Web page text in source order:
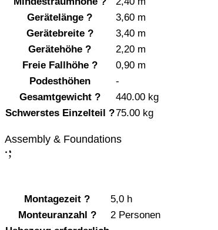
Gerätelänge ?
3,60 m
Gerätebreite ?
3,40 m
Gerätehöhe ?
2,20 m
Freie Fallhöhe ?
0,90 m
Podesthöhen
-
Gesamtgewicht ?
440.00 kg
Schwerstes Einzelteil ?75.00 kg
Assembly & Foundations
:
;
Montagezeit ?
5,0 h
Monteuranzahl ?
2 Personen